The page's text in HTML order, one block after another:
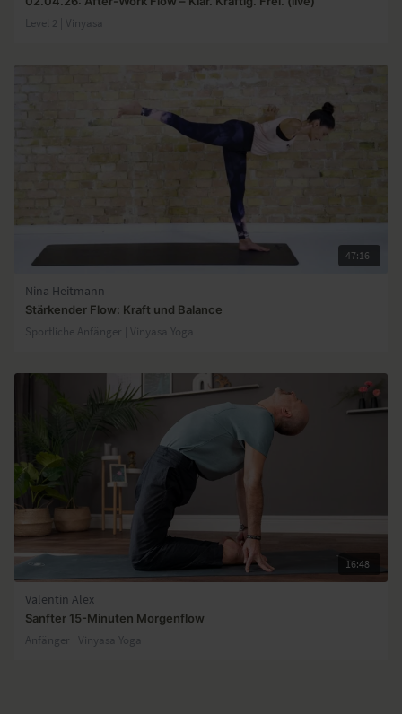
Level 2 | Vinyasa
47:16
Nina Heitmann
Stärkender Flow: Kraft und Balance
Sportliche Anfänger | Vinyasa Yoga
16:48
Valentin Alex
Sanfter 15-Minuten Morgenflow
Anfänger | Vinyasa Yoga